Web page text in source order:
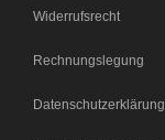
Widerrufsrecht
Rechnungslegung
Datenschutzerklärung